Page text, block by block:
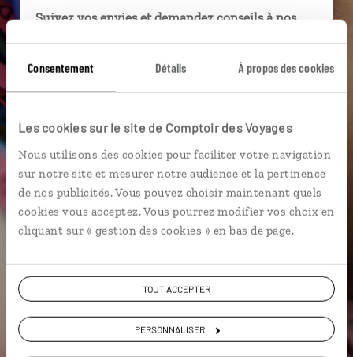
Consentement Détails À propos des cookies
Les cookies sur le site de Comptoir des Voyages
Nous utilisons des cookies pour faciliter votre navigation
sur notre site et mesurer notre audience et la pertinence
de nos publicités. Vous pouvez choisir maintenant quels
cookies vous acceptez. Vous pourrez modifier vos choix en
cliquant sur « gestion des cookies » en bas de page.
TOUT ACCEPTER
PERSONNALISER
Suivez vos envies et demandez conseils à nos
Ils sauront organiser votre itinéraire au plus
près de vos envies et de la réalité du pays.
connectés en agence, mais aussi par email ou
téléphone.
Vous gardez le même interlocuteur avant,
pendant et après votre voyage.
DEMANDER UN DEVIS
ou
Construisez votre voyage avec un spécialiste Brésil